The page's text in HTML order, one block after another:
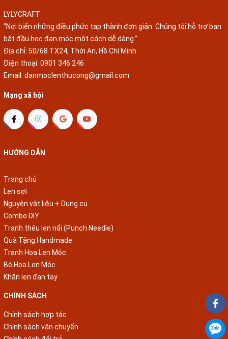
LYLYCRAFT
"Nơi biến những điều phức tạp thành đơn giản. Chúng tôi hỗ trợ bạn
bắt đầu học đan móc một cách dễ dàng."
Địa chỉ: 50/68 TX24, Thới An, Hồ Chí Minh
Điện thoại: 0901 346 246
Email: danmoclenthucong@gmail.com
Mạng xã hội
HƯỚNG DẪN
Trang chủ
Len sợi
Nguyên vật liệu + Dụng cụ
Combo DIY
Tranh thêu len nổi (Punch Needle)
Quà Tặng Handmade
Tranh Hoa Len Móc
Bó Hoa Len Móc
Khăn len đan tay
CHÍNH SÁCH
Chính sách hợp tác
Chính sách vận chuyển